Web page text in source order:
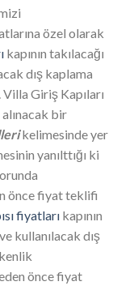
özel olarak
kapının takılacağı
dış kaplama
Giriş Kapıları
bir
kelimesinde yer
yanılttığı ki
önce fiyat teklifi
fiyatları kapının
kullanılacak dış
önce fiyat